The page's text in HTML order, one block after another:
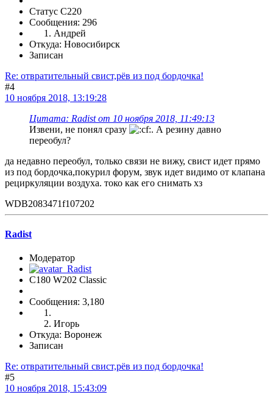
Статус C220
Сообщения: 296
Андрей
Откуда: Новосибирск
Записан
Re: отвратительный свист,рёв из под бордочка!
#4
10 ноября 2018, 13:19:28
Цитата: Radist от 10 ноября 2018, 11:49:13
Извени, не понял сразу
. А резину давно
переобул?
да недавно переобул, только связи не вижу, свист идет прямо
из под бордочка,покурил форум, звук идет видимо от клапана
рециркуляции воздуха. токо как его снимать хз
WDB2083471f107202
Radist
Модератор
C180 W202 Classic
Сообщения: 3,180
Игорь
Откуда: Воронеж
Записан
Re: отвратительный свист,рёв из под бордочка!
#5
10 ноября 2018, 15:43:09